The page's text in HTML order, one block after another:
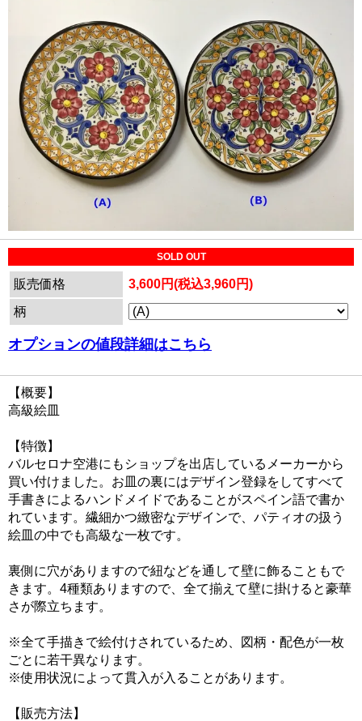
SOLD OUT
販売価格
3,600円(税込3,960円)
柄
オプションの値段詳細はこちら
【概要】
高級絵皿
【特徴】
バルセロナ空港にもショップを出店しているメーカーから
買い付けました。お皿の裏にはデザイン登録をしてすべて
手書きによるハンドメイドであることがスペイン語で書か
れています。繊細かつ緻密なデザインで、パティオの扱う
絵皿の中でも高級な一枚です。
裏側に穴がありますので紐などを通して壁に飾ることもで
きます。4種類ありますので、全て揃えて壁に掛けると豪華
さが際立ちます。
※全て手描きで絵付けされているため、図柄・配色が一枚
ごとに若干異なります。
※使用状況によって貫入が入ることがあります。
【販売方法】